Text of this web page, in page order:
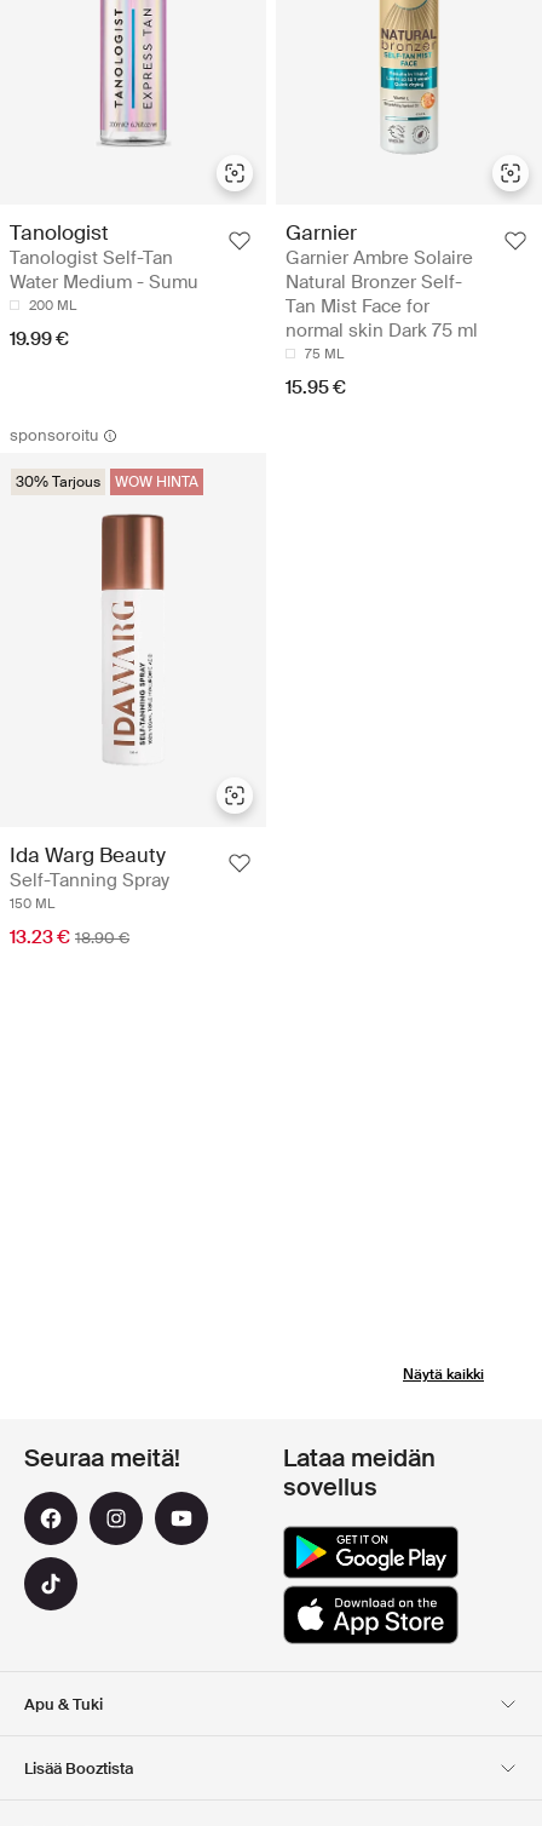
Tanologist
Tanologist Self-Tan
Water Medium - Sumu
200 ML
19.99 €
Garnier
Garnier Ambre Solaire
Natural Bronzer Self-
Tan Mist Face for
normal skin Dark 75 ml
75 ML
15.95 €
sponsoroitu
30% Tarjous WOW HINTA
Ida Warg Beauty
Self-Tanning Spray
150 ML
13.23 € 18.90 €
Näytä kaikki
Apu & Tuki
Lisää Booztista
Seuraa meitä!
Lataa meidän
sovellus